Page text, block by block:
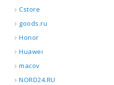
Cstore
goods.ru
Honor
Huawei
macov
NORD24.RU